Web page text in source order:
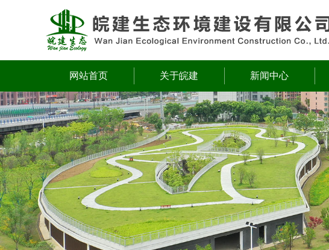
网站首页 关于皖建 新闻中心